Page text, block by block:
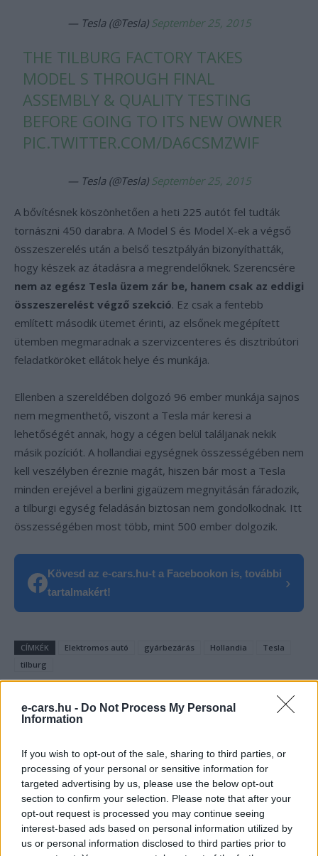
e-cars.hu - Do Not Process My Personal
Information
If you wish to opt-out of the sale, sharing to third parties, or
processing of your personal or sensitive information for
targeted advertising by us, please use the below opt-out
section to confirm your selection. Please note that after your
opt-out request is processed you may continue seeing
interest-based ads based on personal information utilized by
us or personal information disclosed to third parties prior to
— Tesla (@Tesla) September 25, 2015
THE TILBURG FACTORY TAKES
MODEL S THROUGH FINAL
ASSEMBLY & QUALITY TESTING
BEFORE GOING TO ITS NEW OWNER
PIC.TWITTER.COM/DA6CSMZWIF
— Tesla (@Tesla) September 25, 2015
A bővítésnek köszönhetően a heti 225 autót fel tudták
tornászni 450 darabra. A Model S és Model X-ek a végső
összeszerelés után a belső tesztpályán bizonyíthatták,
hogy készek az átadásra a megrendelőknek. Szerencsére
nem az egész Tesla üzem zár be, hanem csak az eddigi
összeszerelést végző szekció. Ez csak a fentebb
említett második ütemet érinti, az elsőnek megépített
ütemben megmaradnak a szervizcenteres és disztribútori
feladatköröket ellátok helye és munkája.
Ellenben a szereldében dolgozó 96 ember munkája sajnos
nem megmenthető, viszont a Tesla már keresi a
lehetőségét annak, hogy a cégen belül találjanak nekik
másik pozíciót. A hollandiai egységnek összességében nem
kell veszélyben éreznie magát, hiszen bár most a Tesla
minden erejével a berlini gigaüzem megnyitásán fáradozik,
a tilburgi egység feladásán biztosan nem gondolkodnak. Itt
összességében most több, mint 500 ember dolgozik.
Kövesd az e-cars.hu-t a Facebookon is, további
tartalmakért!
›
CÍMKÉK Elektromos autó gyárbezárás Hollandia
Tesla
tilburg